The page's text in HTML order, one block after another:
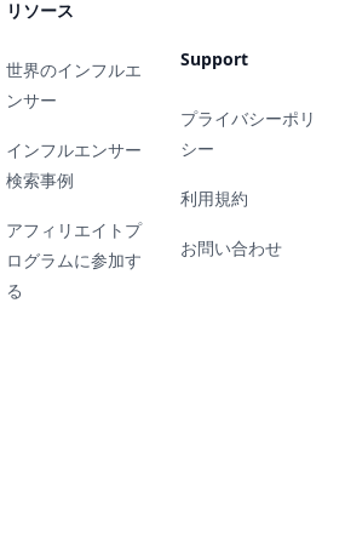
リソース
世界のインフルエ
ンサー
インフルエンサー
検索事例
アフィリエイトプ
ログラムに参加す
る
Support
プライバシーポリ
シー
利用規約
お問い合わせ